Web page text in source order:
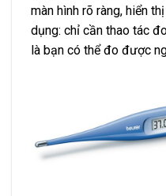
màn hình rõ ràng, hiển
dụng: chỉ cần thao tác
là bạn có thể đo được